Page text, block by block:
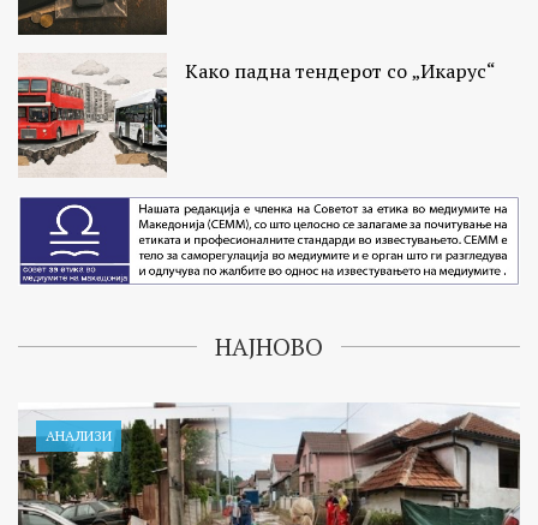
Како падна тендерот со „Икарус“
НАЈНОВО
АНАЛИЗИ